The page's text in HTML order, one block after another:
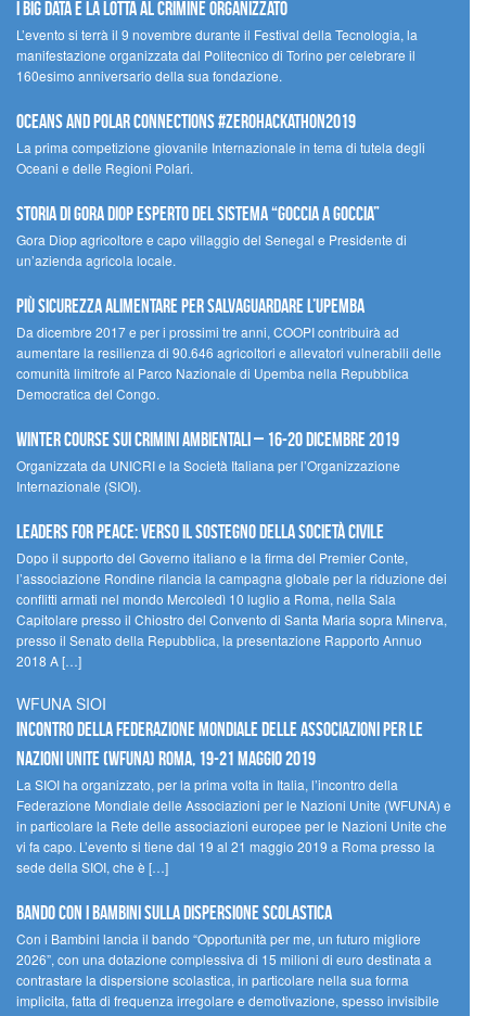
I Big Data e la lotta al crimine organizzato
L’evento si terrà il 9 novembre durante il Festival della Tecnologia, la
manifestazione organizzata dal Politecnico di Torino per celebrare il
160esimo anniversario della sua fondazione.
Oceans and Polar Connections #ZEROHackathon2019
La prima competizione giovanile Internazionale in tema di tutela degli
Oceani e delle Regioni Polari.
STORIA DI GORA DIOP ESPERTO DEL SISTEMA “GOCCIA A GOCCIA”
Gora Diop agricoltore e capo villaggio del Senegal e Presidente di
un’azienda agricola locale.
Più sicurezza alimentare per salvaguardare l’Upemba
Da dicembre 2017 e per i prossimi tre anni, COOPI contribuirà ad
aumentare la resilienza di 90.646 agricoltori e allevatori vulnerabili delle
comunità limitrofe al Parco Nazionale di Upemba nella Repubblica
Democratica del Congo.
Winter Course sui Crimini Ambientali – 16-20 Dicembre 2019
Organizzata da UNICRI e la Società Italiana per l’Organizzazione
Internazionale (SIOI).
Leaders for peace: verso il sostegno della società civile
Dopo il supporto del Governo italiano e la firma del Premier Conte,
l’associazione Rondine rilancia la campagna globale per la riduzione dei
conflitti armati nel mondo Mercoledì 10 luglio a Roma, nella Sala
Capitolare presso il Chiostro del Convento di Santa Maria sopra Minerva,
presso il Senato della Repubblica, la presentazione Rapporto Annuo
2018 A […]
WFUNA SIOI
Incontro della Federazione Mondiale delle Associazioni per le
Nazioni Unite (WFUNA) Roma, 19-21 maggio 2019
La SIOI ha organizzato, per la prima volta in Italia, l’incontro della
Federazione Mondiale delle Associazioni per le Nazioni Unite (WFUNA) e
in particolare la Rete delle associazioni europee per le Nazioni Unite che
vi fa capo. L’evento si tiene dal 19 al 21 maggio 2019 a Roma presso la
sede della SIOI, che è […]
Bando Con i Bambini sulla dispersione scolastica
Con i Bambini lancia il bando “Opportunità per me, un futuro migliore
2026”, con una dotazione complessiva di 15 milioni di euro destinata a
contrastare la dispersione scolastica, in particolare nella sua forma
implicita, fatta di frequenza irregolare e demotivazione, spesso invisibile